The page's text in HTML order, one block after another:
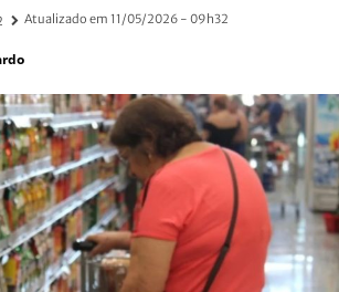
Atualizado em 11/05/2026 - 09h32